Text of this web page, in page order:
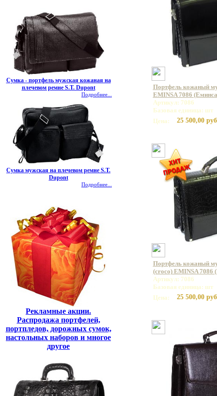
Сумка - портфель мужская кожаная на
плечевом ремне S.T. Dupont
Подробнее...
Сумка мужская на плечевом ремне S.T.
Dupont
Подробнее...
Рекламные акции.
Распродажа портфелей,
портпледов, дорожных сумок,
настольных наборов и многое
другое
Портфель кожаный
EMINSA 7086
Артикул: 7086
Базовая единица: шт
Цена:
25 500,00
Портфель кожаный
(croco) EMINSA 7086
Артикул: 7086
Базовая единица: шт
Цена:
25 500,00